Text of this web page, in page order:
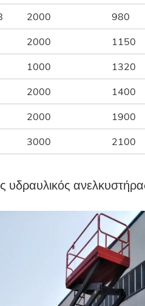
2000 980
2000 1150
1000 1320
2000 1400
2000 1900
3000 2100
υδραυλικός